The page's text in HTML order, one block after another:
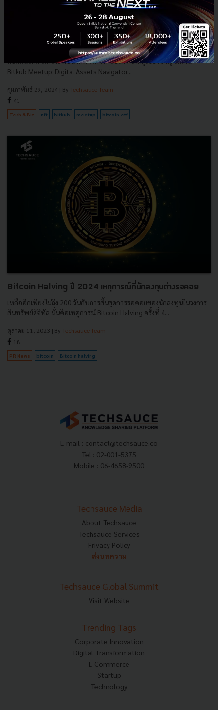
ถอดแนวคิด วิเคราะห์อนาคต วงการคริปโตฯ จากผู้เชี่ยวชาญ ใน
งาน Bitkub Meetup: Digital Assets Navigator
ถอดแนวคิด วิเคราะห์อนาคต วงการคริปโตฯ จากผู้เชี่ยวชาญ ในงาน
Bitkub Meetup: Digital Assets Navigator...
กุมภาพันธ์ 29, 2024 | By Techsauce Team
41
Tech & Biz nft bitkub meetup bitcoin-etf
Bitcoin Halving ปี 2024 เหตุการณ์ที่นักลงทุนต่างรอคอย
เหลืออีกเพียงไม่ถึง 200 วันกับการสิ้นสุดการรอคอยของนักลงทุนในวงการ
สินทรัพย์ดิจิทัล นั่นคือเหตุการณ์ Bitcoin Halving ครั้งที่ 4...
ตุลาคม 11, 2023 | By Techsauce Team
18
PR News bitcoin Bitcoin halving
E-mail : contact@techsauce.co
Tel : 02-001-5375
Mobile : 06-4658-9500
Techsauce Media
About Techsauce
Techsauce Services
Privacy Policy
ส่งบทความ
Techsauce Global Summit
Visit Website
Trending Tags
Corporate Innovation
Digital Transformation
E-Commerce
Startup
Technology